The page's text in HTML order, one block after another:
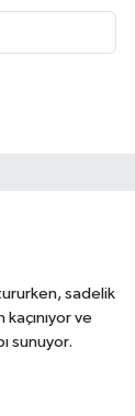
sadelik
ve
sunuyor.